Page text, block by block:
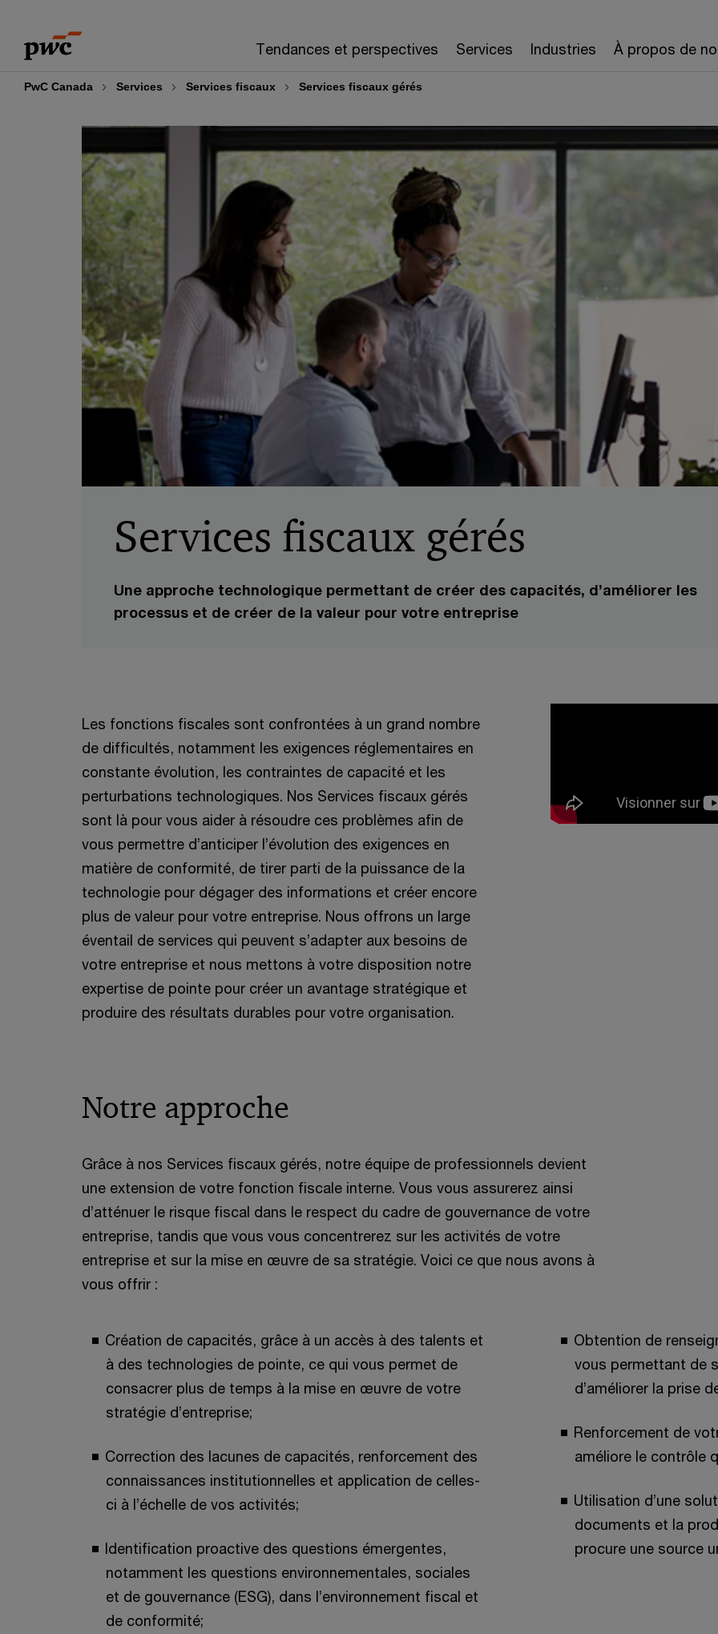
content
footer
Tendances et perspectives Services Industries À propos de
PwC Canada Services Services fiscaux Services fiscaux gérés
Une approche technologique permettant de créer des capacités, d’améliorer les
processus et de créer de la valeur pour votre entreprise
Services fiscaux gérés
Les fonctions fiscales sont confrontées à un grand nombre
de difficultés, notamment les exigences réglementaires en
constante évolution, les contraintes de capacité et les
perturbations technologiques. Nos Services fiscaux gérés
sont là pour vous aider à résoudre ces problèmes afin de
vous permettre d’anticiper l’évolution des exigences en
matière de conformité, de tirer parti de la puissance de la
technologie pour dégager des informations et créer encore
plus de valeur pour votre entreprise. Nous offrons un large
éventail de services qui peuvent s’adapter aux besoins de
votre entreprise et nous mettons à votre disposition notre
expertise de pointe pour créer un avantage stratégique et
produire des résultats durables pour votre organisation.
Notre approche
Grâce à nos Services fiscaux gérés, notre équipe de professionnels devient
une extension de votre fonction fiscale interne. Vous vous assurerez ainsi
d’atténuer le risque fiscal dans le respect du cadre de gouvernance de votre
entreprise, tandis que vous vous concentrerez sur les activités de votre
entreprise et sur la mise en œuvre de sa stratégie. Voici ce que nous avons à
vous offrir :
Création de capacités, grâce à un accès à des talents et
à des technologies de pointe, ce qui vous permet de
consacrer plus de temps à la mise en œuvre de votre
stratégie d’entreprise;
Correction des lacunes de capacités, renforcement des
connaissances institutionnelles et application de celles-
ci à l’échelle de vos activités;
Identification proactive des questions émergentes,
notamment les questions environnementales, sociales
et de gouvernance (ESG), dans l’environnement fiscal et
de conformité;
Obtention de
vous permettant de
d’améliorer la prise
Renforcement de
améliore le contrôle
Utilisation d’une
documents et la
procure une source